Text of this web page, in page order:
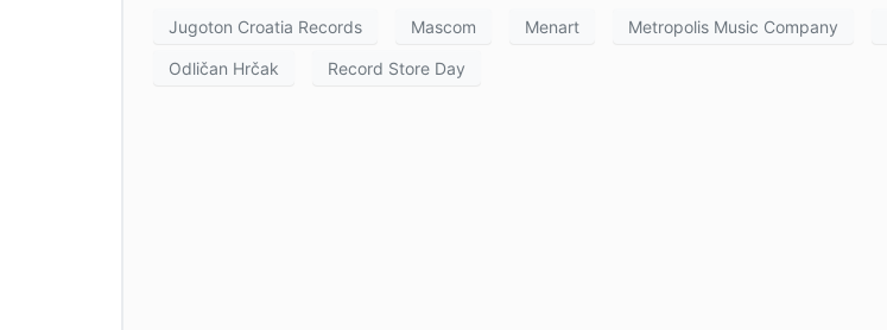
Jugoton Croatia Records Mascom Menart Metropolis Music Company
Odličan Hrčak Record Store Day